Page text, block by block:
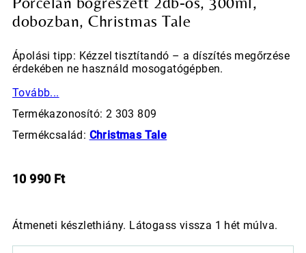
dobozban, Christmas Tale
Ápolási tipp: Kézzel tisztítandó – a díszítés megőrzése
érdekében ne használd mosogatógépben.
Tovább...
Termékazonosító: 2 303 809
Termékcsalád: Christmas Tale
10 990 Ft
Átmeneti készlethiány. Látogass vissza 1 hét múlva.